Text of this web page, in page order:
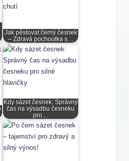
Jak pěstovat černý česnek
– Zdravá pochoutka s…
Kdy sázet česnek: Správný
čas na výsadbu česneku
pro…